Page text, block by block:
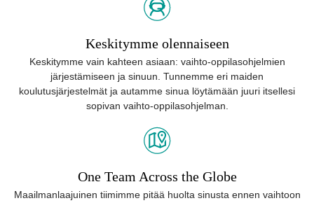
Keskitymme olennaiseen
Keskitymme vain kahteen asiaan: vaihto-oppilasohjelmien
järjestämiseen ja sinuun. Tunnemme eri maiden
koulutusjärjestelmät ja autamme sinua löytämään juuri itsellesi
sopivan vaihto-oppilasohjelman.
One Team Across the Globe
Maailmanlaajuinen tiimimme pitää huolta sinusta ennen vaihtoon